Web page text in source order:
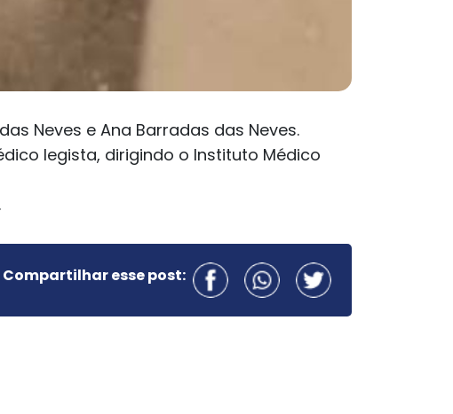
Neves e Ana Barradas das Neves.
legista, dirigindo o Instituto Médico
Compartilhar esse post: